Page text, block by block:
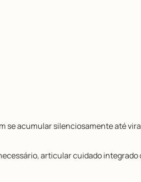
se acumular silenciosamente até
articular cuidado